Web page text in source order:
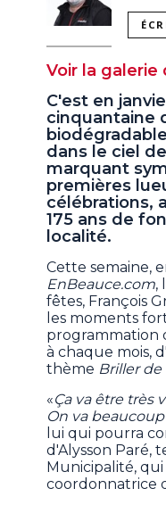
Voir la
C'est en
cinquantaine
dans le ciel
marquant
premières
célébrations,
175 ans de
localité.
Cette semaine,
EnBeauce.com,
fêtes, François
les moments
programmation
à chaque mois,
thème Briller de
«Ça va être très
On va
lui qui pourra
d'Alysson Paré,
Municipalité,
coordonnatrice